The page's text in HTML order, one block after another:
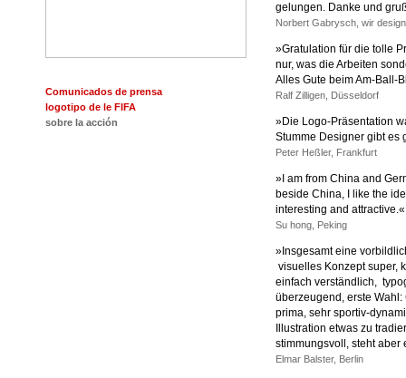
Comunicados de prensa
logotipo de le FIFA
sobre la acción
gelungen. Danke und
Norbert Gabrysch, wir
»Gratulation für die tolle
nur, was die Arbeiten
Alles Gute beim Am-Ball-
Ralf Zilligen, Düsseldorf
»Die Logo-Präsentation
Stumme Designer gibt es
Peter Heßler, Frankfurt
»I am from China and
beside China, I like the
interesting and attractive.«
Su hong, Peking
»Insgesamt eine
visuelles Konzept super,
einfach verständlich,
überzeugend, erste
prima, sehr sportiv-
Illustration etwas zu
stimmungsvoll, steht
Elmar Balster, Berlin